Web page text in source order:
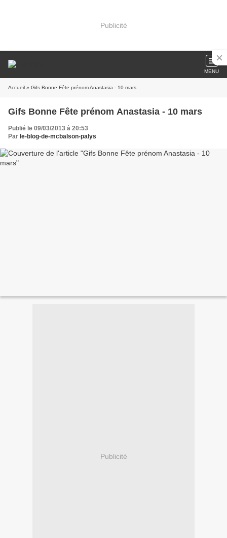
Publicité
MENU
Accueil » Gifs Bonne Fête prénom Anastasia - 10 mars
Gifs Bonne Fête prénom Anastasia - 10 mars
Publié le 09/03/2013 à 20:53
Par le-blog-de-mcbalson-palys
Publicité